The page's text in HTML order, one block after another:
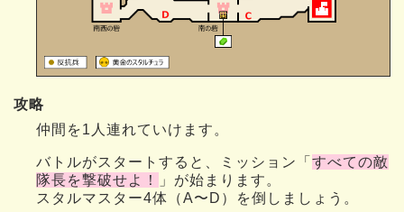
攻略
仲間を1人連れていけます。
バトルがスタートすると、ミッション「 すべての敵
隊長を撃破せよ！
」が始まります。
スタルマスター4体（A〜D）を倒しましょう。